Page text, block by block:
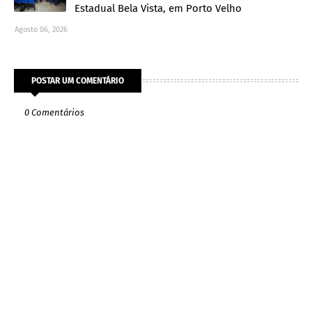
Estadual Bela Vista, em Porto Velho
Agosto 06, 2026
POSTAR UM COMENTÁRIO
0 Comentários